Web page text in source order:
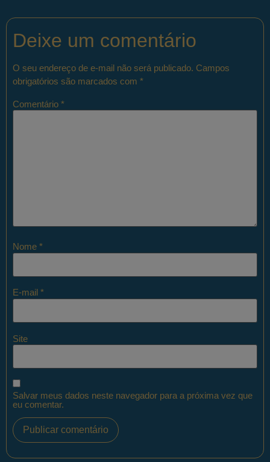
Deixe um comentário
O seu endereço de e-mail não será publicado. Campos
obrigatórios são marcados com *
Comentário *
Nome *
E-mail *
Site
Salvar meus dados neste navegador para a próxima vez que
eu comentar.